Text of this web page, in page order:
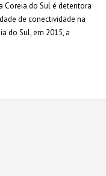
Coreia do Sul é detentora
de conectividade na
do Sul, em 2015, a